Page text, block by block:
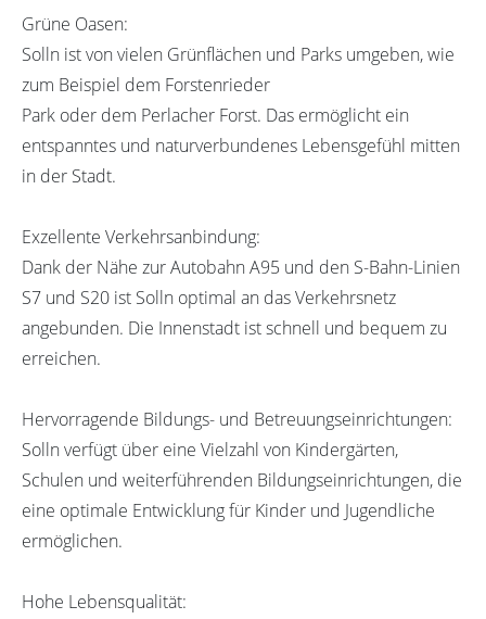
Grüne Oasen:
Solln ist von vielen Grünflächen und Parks umgeben, wie
zum Beispiel dem Forstenrieder
Park oder dem Perlacher Forst. Das ermöglicht ein
entspanntes und naturverbundenes Lebensgefühl mitten
in der Stadt.
Exzellente Verkehrsanbindung:
Dank der Nähe zur Autobahn A95 und den S-Bahn-Linien
S7 und S20 ist Solln optimal an das Verkehrsnetz
angebunden. Die Innenstadt ist schnell und bequem zu
erreichen.
Hervorragende Bildungs- und Betreuungseinrichtungen:
Solln verfügt über eine Vielzahl von Kindergärten,
Schulen und weiterführenden Bildungseinrichtungen, die
eine optimale Entwicklung für Kinder und Jugendliche
ermöglichen.
Hohe Lebensqualität: